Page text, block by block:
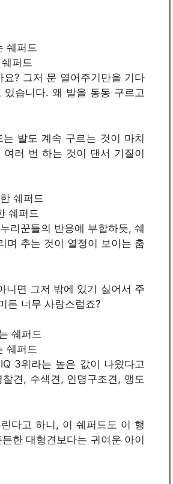
퍼드
? 그저 문 열어주기만을 기다
습니다. 왜 발을 동동 구르고
발도 계속 구르는 것이 마치
러 번 하는 것이 댄서 기질이
쉐퍼드
리꾼들의 반응에 부합하듯, 쉐
며 추는 것이 열정이 보이는 춤
니면 그저 밖에 있기 싫어서 주
든 너무 사랑스럽죠?
쉐퍼드
3위라는 높은 값이 나왔다고
견, 수색견, 인명구조견, 맹도
다고 하니, 이 쉐퍼드도 이 행
한 대형견보다는 귀여운 아이